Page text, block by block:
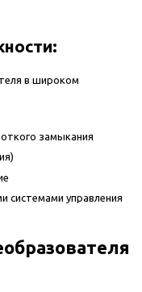
в широком
замыкания
системами управления